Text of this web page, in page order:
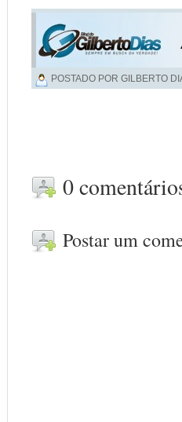
POSTADO POR GILBERTO
0
Postar um